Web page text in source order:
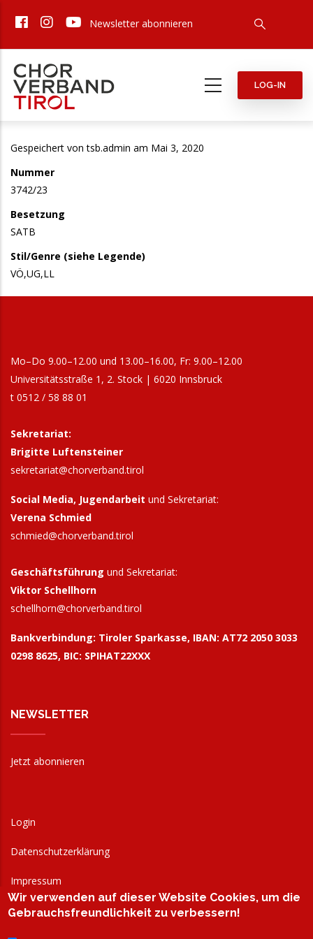
zum
Newsletter abonnieren
LOG-IN
Gespeichert vontsb.admin am Mai 3, 2020
Nummer
3742/23
Besetzung
SATB
Stil/Genre (siehe Legende)
VÖ,UG,LL
Mo–Do 9.00–12.00 und 13.00–16.00, Fr: 9.00–12.00
Universitätsstraße 1, 2. Stock | 6020 Innsbruck
t 0512 / 58 88 01
Sekretariat:
Brigitte Luftensteiner
sekretariat@chorverband.tirol
Social Media, Jugendarbeit und Sekretariat:
Verena Schmied
schmied@chorverband.tirol
Geschäftsführung und Sekretariat:
Viktor Schellhorn
schellhorn@chorverband.tirol
Bankverbindung: Tiroler Sparkasse, IBAN: AT72 2050 3033
0298 8625, BIC: SPIHAT22XXX
NEWSLETTER
Jetzt abonnieren
Login
Datenschutzerklärung
Impressum
AGB
Wir verwenden auf dieser Website Cookies, um die
Gebrauchsfreundlichkeit zu verbessern!